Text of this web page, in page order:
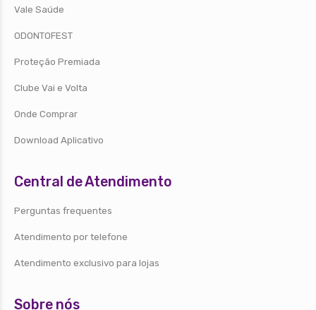
Vale Saúde
ODONTOFEST
Proteção Premiada
Clube Vai e Volta
Onde Comprar
Download Aplicativo
Central de Atendimento
Perguntas frequentes
Atendimento por telefone
Atendimento exclusivo para lojas
Sobre nós